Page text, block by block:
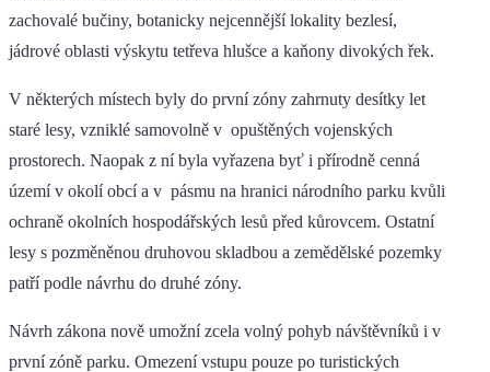
zachovalé bučiny, botanicky nejcennější lokality bezlesí,
jádrové oblasti výskytu tetřeva hlušce a kaňony divokých řek.
V některých místech byly do první zóny zahrnuty desítky let
staré lesy, vzniklé samovolně v opuštěných vojenských
prostorech. Naopak z ní byla vyřazena byť i přírodně cenná
území v okolí obcí a v pásmu na hranici národního parku kvůli
ochraně okolních hospodářských lesů před kůrovcem. Ostatní
lesy s pozměněnou druhovou skladbou a zemědělské pozemky
patří podle návrhu do druhé zóny.
Návrh zákona nově umožní zcela volný pohyb návštěvníků i v
první zóně parku. Omezení vstupu pouze po turistických